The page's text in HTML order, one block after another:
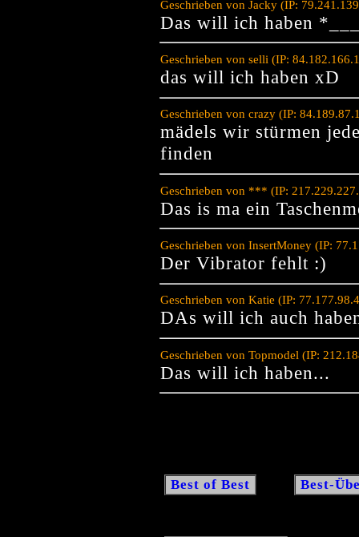
Geschrieben von Jacky (IP:
Das will ich haben
Geschrieben von selli (IP:
das will ich haben xD
Geschrieben von crazy (IP:
mädels wir stürmen
finden
Geschrieben von *** (IP:
Das is ma ein
Geschrieben von InsertMoney (IP:
Der Vibrator fehlt :)
Geschrieben von Katie (IP:
DAs will ich auch
Geschrieben von Topmodel (IP:
Das will ich haben...
Best of Best Best-